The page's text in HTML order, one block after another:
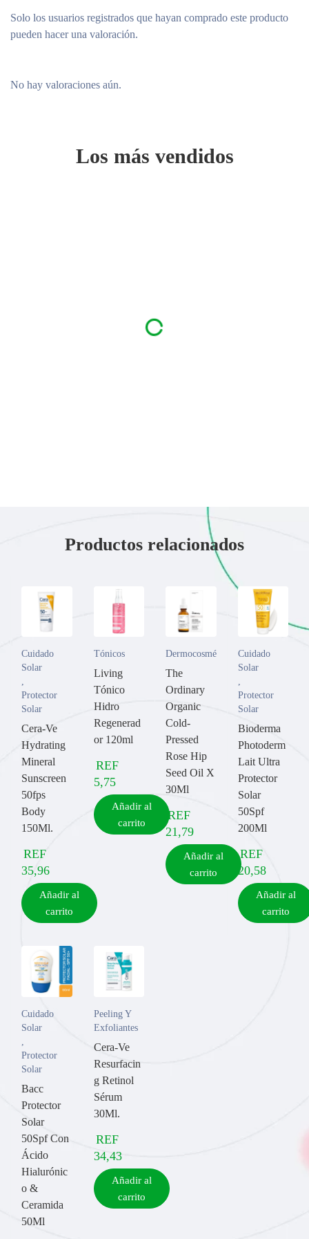
Características Y Beneficios Clave
El 100% de las personas experimentaron alivio incluso para
*Estudio clínico de 34 sujetos. Los resultados individuales
Actuación rápida
2 minutos hasta que se produce alivio para la mayoría de las
personas*
*Estudio clínico de 34 sujetos. Los resultados individuales
pueden variar.
De larga duración
8 horas de alivio para la mayoría de las personas*
*Estudio clínico de 34 sujetos. Los resultados individuales
pueden variar.
Sello de aceptación de la NEA™
Aceptado por la Asociación Nacional de Eczema (NEA)
No hay valoraciones aún.
Solo los usuarios registrados que hayan comprado este producto
pueden hacer una valoración.
Los más vendidos
Productos relacionados
Cuidado
Solar
,
Protector
Solar
Cera-Ve
Hydrating
Mineral
Sunscreen
50fps
Body
150Ml.
REF
35,96
Añadir al
carrito
Tónicos
Living
Tónico
Hidro
Regenerad
or 120ml
REF
5,75
Añadir al
carrito
Dermocosméticos
The
Ordinary
Organic
Cold-
Pressed
Rose Hip
Seed Oil X
30Ml
REF
21,79
Añadir al
carrito
Cuidado
Solar
,
Protector
Solar
Bioderma
Photoderm
Lait Ultra
Protector
Solar
50Spf
200Ml
REF
20,58
Añadir al
carrito
Cuidado
Solar
Protector
Solar
Bacc
Protector
Solar
50Spf Con
Ácido
Hialurónic
o &
Ceramida
50Ml
Peeling Y
Exfoliantes
Cera-Ve
Resurfacin
g Retinol
Sérum
30Ml.
REF
34,43
Añadir al
carrito